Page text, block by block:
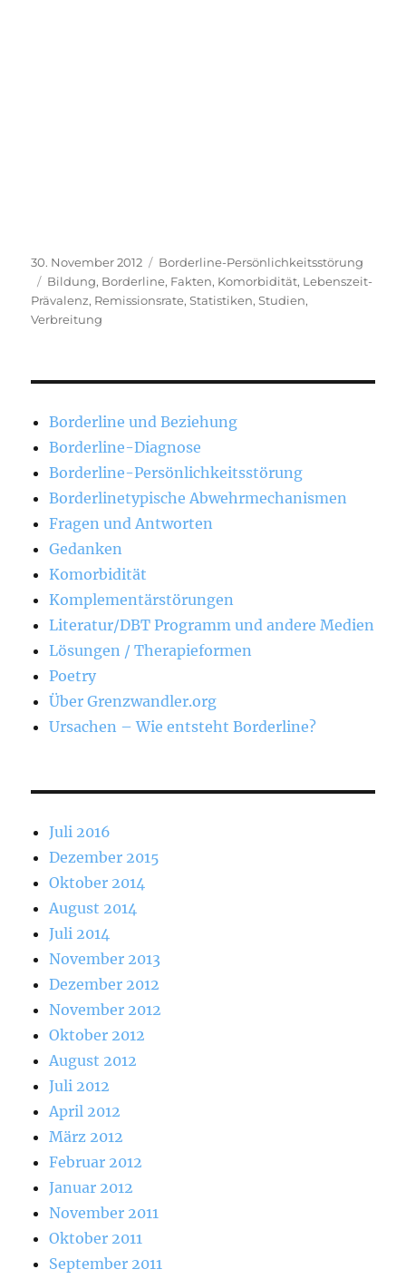
Veröffentlicht
am
30. November 2012 Kategorien
Borderline-Persönlichkeitsstörung
Schlagwörter
Bildung, Borderline, Fakten, Komorbidität, Lebenszeit-
Prävalenz, Remissionsrate,Statistiken,Studien,
Verbreitung
Borderline und Beziehung
Borderline-Diagnose
Borderline-Persönlichkeitsstörung
Borderlinetypische Abwehrmechanismen
Fragen und Antworten
Gedanken
Komorbidität
Komplementärstörungen
Literatur/DBT Programm und andere Medien
Lösungen / Therapieformen
Poetry
Über Grenzwandler.org
Ursachen – Wie entsteht Borderline?
Juli 2016
Dezember 2015
Oktober 2014
August 2014
Juli 2014
November 2013
Dezember 2012
November 2012
Oktober 2012
August 2012
Juli 2012
April 2012
März 2012
Februar 2012
Januar 2012
November 2011
Oktober 2011
September 2011